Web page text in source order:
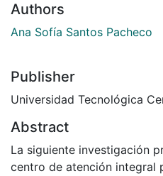
Authors
Ana Sofía Santos Pacheco
Publisher
Universidad Tecnológica
Abstract
La siguiente investigación
centro de atención integral